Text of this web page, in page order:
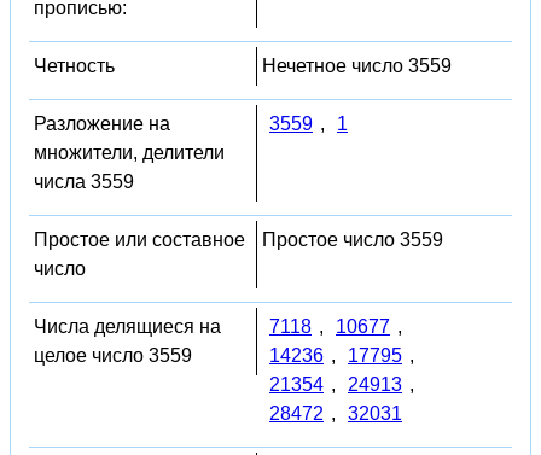
прописью:
Четность Нечетное число 3559
Разложение на
множители, делители
числа 3559
3559 , 1
Простое или составное
число
Простое число 3559
Числа делящиеся на
целое число 3559
7118 , 10677 ,
14236 , 17795 ,
21354 , 24913 ,
28472 , 32031